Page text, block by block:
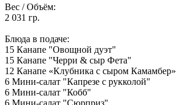
Вес / Объём:
2 031 гр.
Блюда в подаче:
15 Канапе "Овощной дуэт"
15 Канапе "Черри & сыр Фета"
12 Канапе «Клубника с сыром Камамбер»
6 Мини-салат "Капрезе с рукколой"
6 Мини-салат "Кобб"
6 Мини-салат "Сюрприз"